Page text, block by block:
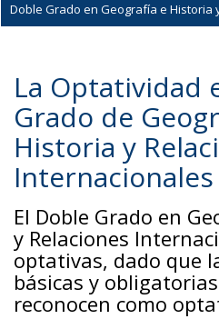
Doble Grado en Geografía e Historia
La Optatividad
Grado de
Historia y
Internacionales
El Doble Grado en
y Relaciones
optativas, dado que
básicas y
reconocen como